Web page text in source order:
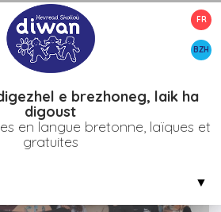
FR
BZH
e brezhoneg, laik ha
digoust
en langue bretonne, laïques et
gratuites
▼
> Bro diwan plijidi
Tournage france 3